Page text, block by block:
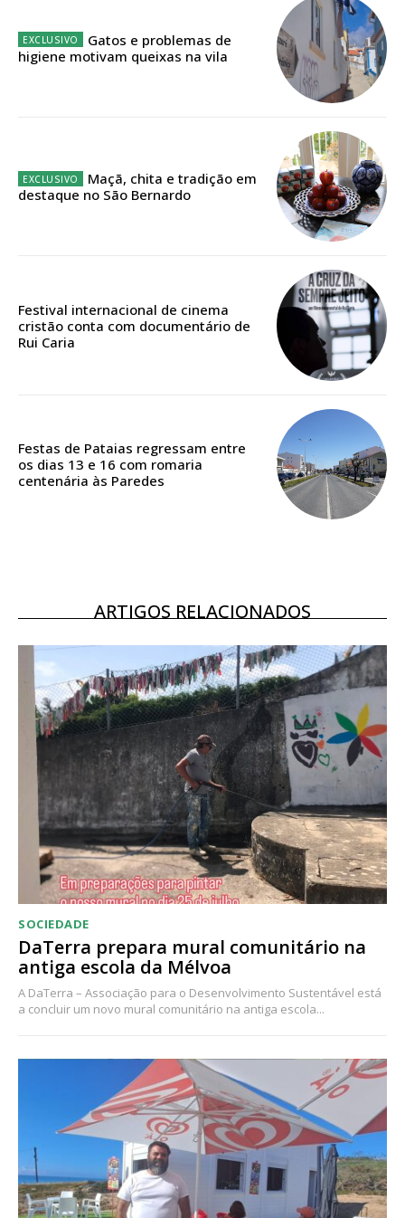
12 meses
Edição em papel entregue à Quinta-feira em sua
Acesso ao conteúdo online
Acesso aos conteúdos Exclusivos para
16€
Acesso aos conteúdos Exclusivos para
Ofertas para assinatura anual
Escolha o plano
Gatos e problemas de
higiene motivam queixas na vila
Maçã, chita e tradição em
destaque no São Bernardo
Festival internacional de cinema
cristão conta com documentário de
Rui Caria
Festas de Pataias regressam entre
os dias 13 e 16 com romaria
centenária às Paredes
ARTIGOS RELACIONADOS
SOCIEDADE
DaTerra prepara mural comunitário na
antiga escola da Mélvoa
A DaTerra – Associação para o Desenvolvimento Sustentável está
a concluir um novo mural comunitário na antiga escola...